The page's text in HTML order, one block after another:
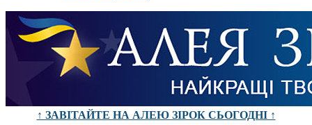
↑ ЗАВІТАЙТЕ НА АЛЕЮ ЗІРОК СЬОГОДНІ ↑